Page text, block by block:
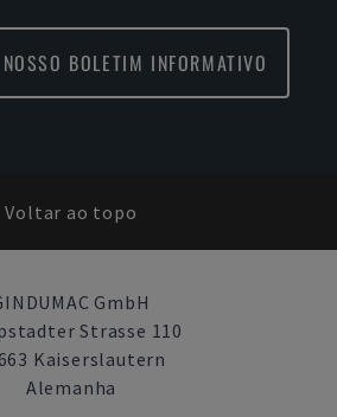
BOLETIM INFORMATIVO
Voltar ao topo
GmbH
Strasse 110
Kaiserslautern
Alemanha